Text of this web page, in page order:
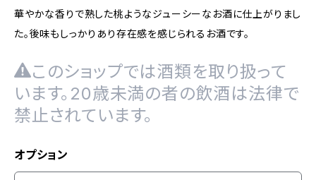
華やかな香りで熟した桃ようなジューシーなお酒に仕上がりまし
た。後味もしっかりあり存在感を感じられるお酒です。
このショップでは酒類を取り扱って
います。20歳未満の者の飲酒は法律で
禁止されています。
オプション